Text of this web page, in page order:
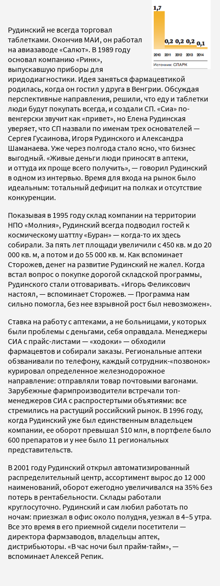
Рудинский не всегда торговал
таблетками. Окончив МАИ, он работал
на авиазаводе «Салют». В 1989 году
основал компанию «Ринк»,
выпускавшую приборы для
иридодиагностики. Идея заняться фармацевтикой
родилась, когда он гостил у друга в Венгрии. Обсуждая
перспективные направления, решили, что еду и таблетки
люди будут покупать всегда, и создали СП. «Сиа» по-
венгерски звучит как «привет», но Елена Рудинская
уверяет, что СП назвали по именам трех основателей —
Сергея Гусаинова, Игоря Рудинского и Александра
Шаманаева. Уже через полгода стало ясно, что бизнес
выгодный. «Живые деньги люди приносят в аптеки,
и оттуда их проще всего получить», — говорил Рудинский
в одном из интервью. Время для входа на рынок было
идеальным: тотальный дефицит на полках и отсутствие
конкуренции.
Показывая в 1995 году склад компании на территории
НПО «Молния», Рудинский всегда подводил гостей к
космическому шаттлу «Буран» — когда-то их здесь
собирали. За пять лет площади увеличили с 450 кв. м до 20
000 кв. м, а потом и до 55 000 кв. м. Как вспоминает
Сторожев, денег на развитие Рудинский не жалел. Когда
встал вопрос о покупке дорогой складской программы,
Рудинского стали отговаривать. «Игорь Феликсович
настоял, — вспоминает Сторожев. — Программа нам
сильно помогла, без нее взрывной рост был невозможен».
Ставка на работу с аптеками, а не больницами, у которых
были проблемы с деньгами, себя оправдала. Менеджеры
СИА с прайс-листами — «ходоки» — обходили
фармацевтов и собирали заказы. Региональные аптеки
обзванивали по телефону, каждый сотрудник-«позвонок»
курировал определенное железнодорожное
направление: отправляли товар почтовыми вагонами.
Зарубежные фармпроизводители встречали топ-
менеджеров СИА с распростертыми объятиями: все
стремились на растущий российский рынок. В 1996 году,
когда Рудинский уже был единственным владельцем
компании, ее оборот превышал $10 млн, в портфеле было
600 препаратов и у нее было 11 региональных
представительств.
В 2001 году Рудинский открыл автоматизированный
распределительный центр, ассортимент вырос до 12 000
наименований, оборот ежегодно увеличивался на 35% без
потерь в рентабельности. Склады работали
круглосуточно. Рудинский и сам любил работать по
ночам: приезжал в офис около полудня, уезжал в 4–5 утра.
Все это время в его приемной сидели посетители —
директора фармзаводов, владельцы аптек,
дистрибьюторы. «В час ночи был прайм-тайм», —
вспоминает Алексей Репик.